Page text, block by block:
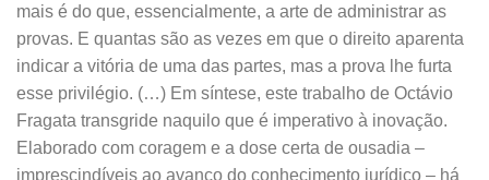
mais é do que, essencialmente, a arte de administrar as
provas. E quantas são as vezes em que o direito aparenta
indicar a vitória de uma das partes, mas a prova lhe furta
esse privilégio. (…) Em síntese, este trabalho de Octávio
Fragata transgride naquilo que é imperativo à inovação.
Elaborado com coragem e a dose certa de ousadia –
imprescindíveis ao avanço do conhecimento jurídico – há